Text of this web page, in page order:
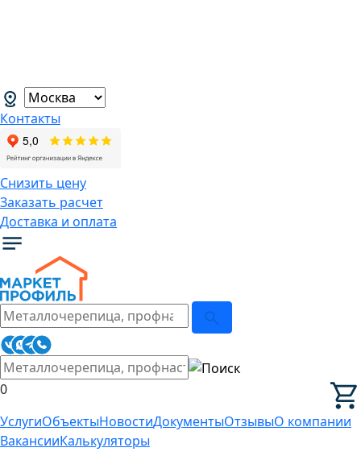
Контакты
Снизить цену
Заказать расчет
Доставка и оплата
0
УслугиОбъектыНовостиДокументыОтзывыО компании
ВакансииКалькуляторы